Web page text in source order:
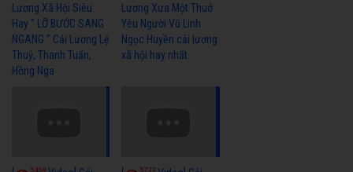
Lương Xã Hội Siêu
Hay " LỠ BƯỚC SANG
NGANG " Cải Lương Lệ
Thuỷ, Thanh Tuấn,
Hồng Nga
Lương Xưa Một Thuở
Yêu Người Vũ Linh
Ngọc Huyền cải lương
xã hội hay nhất
5459 5733